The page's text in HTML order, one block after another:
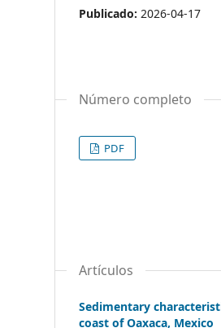
Publicado:2026-04-17
Número completo
PDF
Artículos
Sedimentary
coast of Oaxaca, Mexico